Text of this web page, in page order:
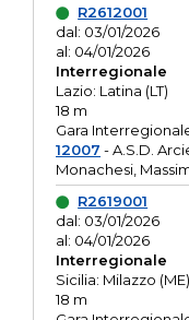
R2612001
dal: 03/01/2026
al: 04/01/2026
Interregionale
Lazio: Latina (LT)
18 m
Gara
12007 - A.S.D.
Monachesi,
R2619001
dal: 03/01/2026
al: 04/01/2026
Interregionale
Sicilia: Milazzo (ME)
18 m